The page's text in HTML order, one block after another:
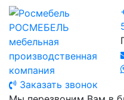
РОСМЕБЕЛЬ
мебельная
производственная
компания
Заказать звонок